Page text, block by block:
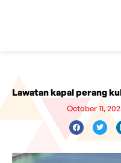
Lawatan kapal perang
October 11,